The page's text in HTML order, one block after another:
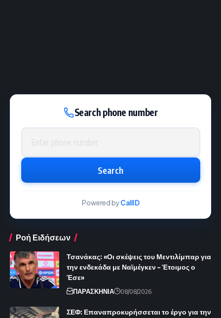
Search phone number
Phone number
Search
Powered byCallID
Ροή Ειδήσεων
Τσανάκας: «Οι σκέψεις του Μεντιλίμπαρ για
την ενδεκάδα με Ναϊμέγκεν – Έτοιμος ο
Έσε»
ΠΑΡΑΣΚΗΝΙΑ 08/08/2026
ΣΕΦ: Επαναπροκυρήσσεται το έργο για την